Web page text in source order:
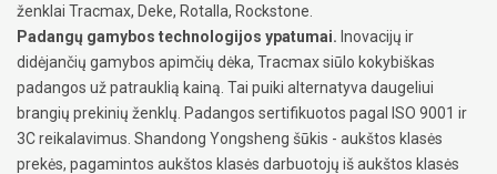
ženklai Tracmax, Deke, Rotalla, Rockstone.
Padangų gamybos technologijos ypatumai. Inovacijų ir
didėjančių gamybos apimčių dėka, Tracmax siūlo kokybiškas
padangos už patrauklią kainą. Tai puiki alternatyva daugeliui
brangių prekinių ženklų. Padangos sertifikuotos pagal ISO 9001 ir
3C reikalavimus. Shandong Yongsheng šūkis - aukštos klasės
prekės, pagamintos aukštos klasės darbuotojų iš aukštos klasės